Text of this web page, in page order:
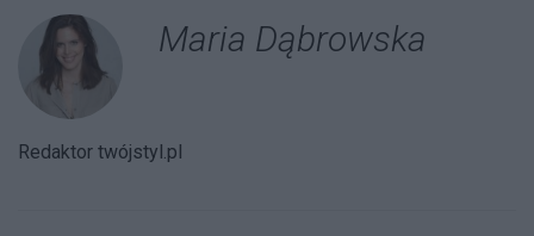
Maria Dąbrowska
Redaktor twójstyl.pl